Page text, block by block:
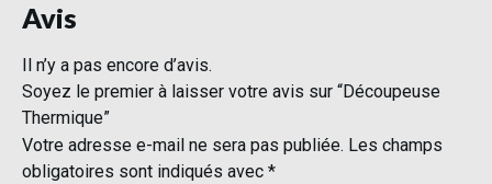
Avis
Il n’y a pas encore d’avis.
Soyez le premier à laisser votre avis sur “Découpeuse
Thermique”
Votre adresse e-mail ne sera pas publiée. Les champs
obligatoires sont indiqués avec *